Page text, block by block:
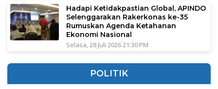
Hadapi Ketidakpastian Global, APINDO
Selenggarakan Rakerkonas ke-35
Rumuskan Agenda Ketahanan
Ekonomi Nasional
Selasa, 28 Juli 2026 21:30 PM
POLITIK